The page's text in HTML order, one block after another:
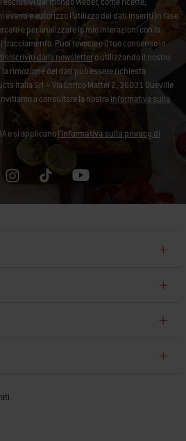
e autorizzo l’utilizzo dei dati inseriti in fase
e per analizzare le mie interazioni con la
Puoi revocare il tuo consenso in
dalla newslettero utilizzando il nostro
la rimozione dei dati può essere richiesta
Italia Srl – Via Enrico Mattei 2, 36031 Dueville
a consultare la nostra informativa sulla
e si applicanol'Informativa sulla privacy di